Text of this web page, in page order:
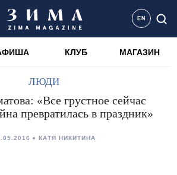
EN
КЛУБ МАГАЗИН
ЛЮДИ
«Все грустное сейчас
превратилась в праздник»
КАТЯ НИКИТИНА